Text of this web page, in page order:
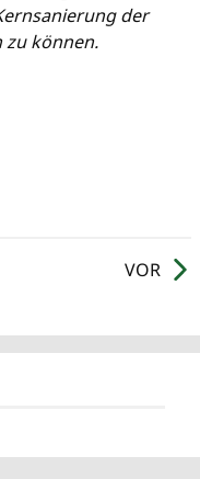
der
zu können.
VOR